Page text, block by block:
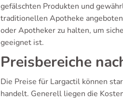
gefälschten Produkten und
traditionellen Apotheke
oder Apotheker zu halten, um
geeignet ist.
Preisbereiche
Die Preise für Largactil können
handelt. Generell liegen die